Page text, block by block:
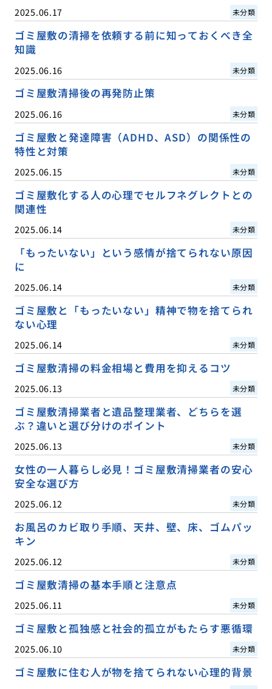
2025.06.17 未分類
ゴミ屋敷の清掃を依頼する前に知っておくべき全
知識
2025.06.16 未分類
ゴミ屋敷清掃後の再発防止策
2025.06.16 未分類
ゴミ屋敷と発達障害（ADHD、ASD）の関係性の
特性と対策
2025.06.15 未分類
ゴミ屋敷化する人の心理でセルフネグレクトとの
関連性
2025.06.14 未分類
「もったいない」という感情が捨てられない原因
に
2025.06.14 未分類
ゴミ屋敷と「もったいない」精神で物を捨てられ
ない心理
2025.06.14 未分類
ゴミ屋敷清掃の料金相場と費用を抑えるコツ
2025.06.13 未分類
ゴミ屋敷清掃業者と遺品整理業者、どちらを選
ぶ？違いと選び分けのポイント
2025.06.13 未分類
女性の一人暮らし必見！ゴミ屋敷清掃業者の安心
安全な選び方
2025.06.12 未分類
お風呂のカビ取り手順、天井、壁、床、ゴムパッ
キン
2025.06.12 未分類
ゴミ屋敷清掃の基本手順と注意点
2025.06.11 未分類
ゴミ屋敷と孤独感と社会的孤立がもたらす悪循環
2025.06.10 未分類
ゴミ屋敷に住む人が物を捨てられない心理的背景